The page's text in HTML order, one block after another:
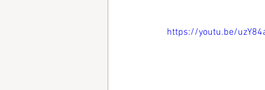
https://youtu.be/